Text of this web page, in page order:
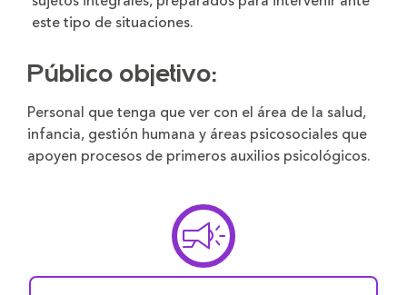
este tipo de situaciones.
Público objetivo:
Personal que tenga que ver con el área de la salud,
infancia, gestión humana y áreas psicosociales que
apoyen procesos de primeros auxilios psicológicos.